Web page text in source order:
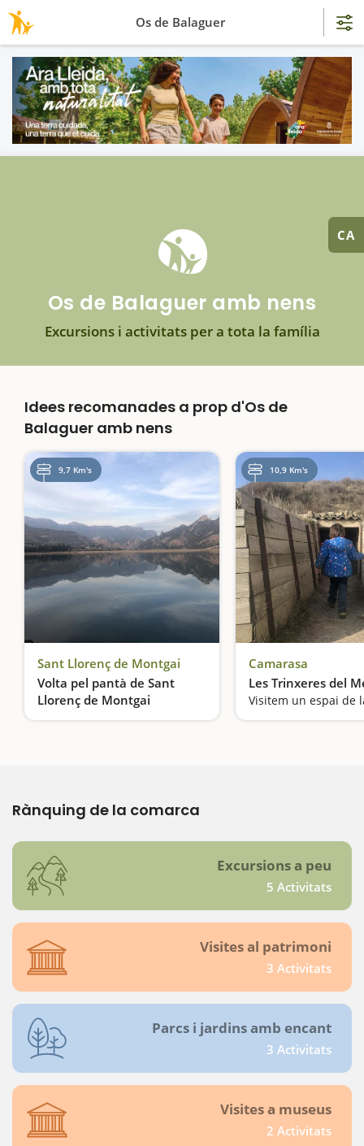
CA
Os de Balaguer amb nens
Excursions i activitats per a tota la família
Idees recomanades a prop d'Os de
Balaguer amb nens
9,7 Km's
Sant Llorenç de Montgai
Volta pel pantà de Sant
Llorenç de Montgai
Excursió calmada amb vistes fantàstiques
10,9 Km's
Camarasa
Les Trinxeres del
Rànquing de la comarca
Excursions a peu
5 Activitats
Visites al patrimoni
3 Activitats
Parcs i jardins amb encant
3 Activitats
Visites a museus
2 Activitats
Os de Balaguer